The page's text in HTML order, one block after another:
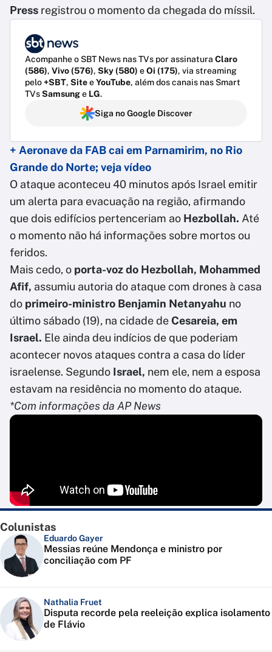
Press registrou o momento da chegada do míssil.
Acompanhe o SBT News nas TVs por assinatura Claro
(586), Vivo (576), Sky (580) eOi (175), via streaming
pelo+SBT, SiteeYouTube, além dos canais nas Smart
TVsSamsunge LG.
Siga no Google Discover
+ Aeronave da FAB cai em Parnamirim, no Rio
Grande do Norte; veja vídeo
O ataque aconteceu 40 minutos após Israel emitir
um alerta para evacuação na região, afirmando
que dois edifícios pertenceriam ao Hezbollah. Até
o momento não há informações sobre mortos ou
feridos.
Mais cedo, o porta-voz do Hezbollah, Mohammed
Afif, assumiu autoria do ataque com drones à casa
do primeiro-ministro Benjamin Netanyahu no
último sábado (19), na cidade deCesareia, em
Israel. Ele ainda deu indícios de que poderiam
acontecer novos ataques contra a casa do líder
israelense. Segundo Israel, nem ele, nem a esposa
estavam na residência no momento do ataque.
*Com informações da AP News
Colunistas
Eduardo Gayer
Messias reúne Mendonça e ministro por
conciliação com PF
Nathalia Fruet
Disputa recorde pela reeleição explica isolamento
de Flávio